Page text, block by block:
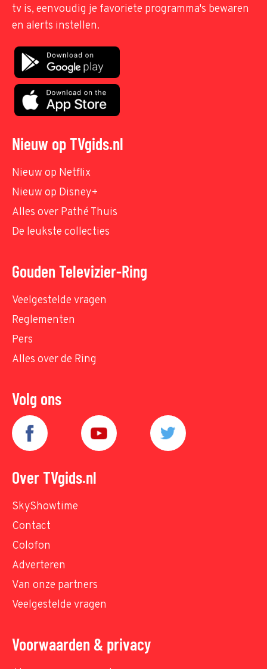
tv is, eenvoudig je favoriete programma's bewaren
en alerts instellen.
Nieuw op TVgids.nl
Nieuw op Netflix
Nieuw op Disney+
Alles over Pathé Thuis
De leukste collecties
Gouden Televizier-Ring
Veelgestelde vragen
Reglementen
Pers
Alles over de Ring
Volg ons
Over TVgids.nl
SkyShowtime
Contact
Colofon
Adverteren
Van onze partners
Veelgestelde vragen
Voorwaarden & privacy